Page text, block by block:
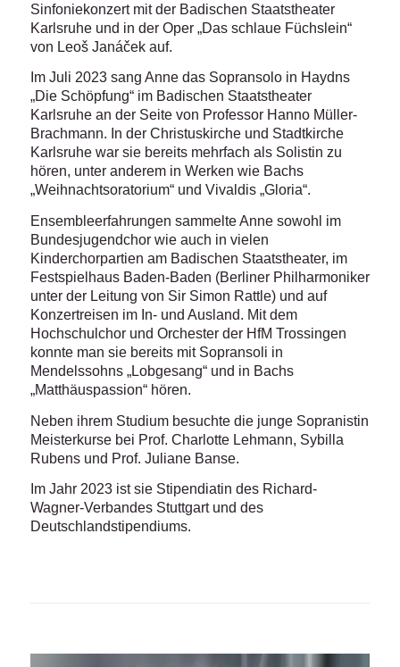
Sinfoniekonzert mit der Badischen Staatstheater
Karlsruhe und in der Oper „Das schlaue Füchslein“
von Leoš Janáček auf.
Im Juli 2023 sang Anne das Sopransolo in Haydns
„Die Schöpfung“ im Badischen Staatstheater
Karlsruhe an der Seite von Professor Hanno Müller-
Brachmann. In der Christuskirche und Stadtkirche
Karlsruhe war sie bereits mehrfach als Solistin zu
hören, unter anderem in Werken wie Bachs
„Weihnachtsoratorium“ und Vivaldis „Gloria“.
Ensembleerfahrungen sammelte Anne sowohl im
Bundesjugendchor wie auch in vielen
Kinderchorpartien am Badischen Staatstheater, im
Festspielhaus Baden-Baden (Berliner Philharmoniker
unter der Leitung von Sir Simon Rattle) und auf
Konzertreisen im In- und Ausland. Mit dem
Hochschulchor und Orchester der HfM Trossingen
konnte man sie bereits mit Sopransoli in
Mendelssohns „Lobgesang“ und in Bachs
„Matthäuspassion“ hören.
Neben ihrem Studium besuchte die junge Sopranistin
Meisterkurse bei Prof. Charlotte Lehmann, Sybilla
Rubens und Prof. Juliane Banse.
Im Jahr 2023 ist sie Stipendiatin des Richard-
Wagner-Verbandes Stuttgart und des
Deutschlandstipendiums.